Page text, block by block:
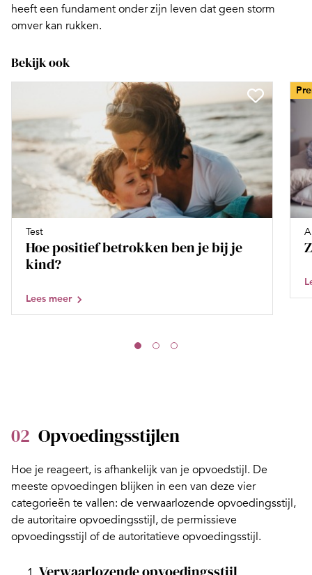
heeft een fundament onder zijn leven dat geen storm
omver kan rukken.
Bekijk ook
Test
Hoe positief betrokken ben je bij je
kind?
Lees meer
02 Opvoedingsstijlen
Hoe je reageert, is afhankelijk van je opvoedstijl. De
meeste opvoedingen blijken in een van deze vier
categorieën te vallen: de verwaarlozende opvoedingsstijl,
de autoritaire opvoedingsstijl, de permissieve
opvoedingsstijl of de autoritatieve opvoedingsstijl.